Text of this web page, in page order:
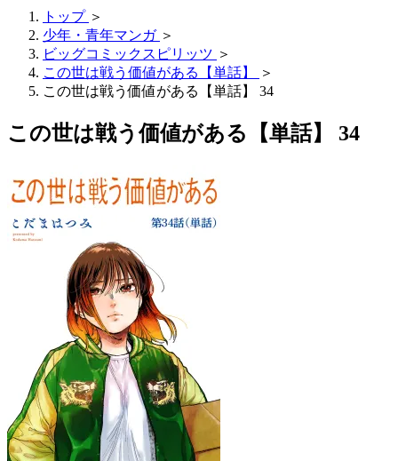
トップ ＞
少年・青年マンガ ＞
ビッグコミックスピリッツ ＞
この世は戦う価値がある【単話】
＞
この世は戦う価値がある【単話】 34
この世は戦う価値がある【単話】 34